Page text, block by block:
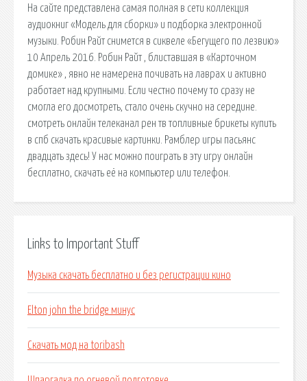
На сайте представлена самая полная в сети коллекция
аудиокниг «Модель для сборки» и подборка электронной
музыки. Робин Райт снимется в сиквеле «Бегущего по лезвию»
10 Апрель 2016. Робин Райт , блиставшая в «Карточном
домике» , явно не намерена почивать на лаврах и активно
работает над крупными. Если честно почему то сразу не
смогла его досмотреть, стало очень скучно на середине.
смотреть онлайн телеканал рен тв топливные брикеты купить
в спб скачать красивые картинки. Рамблер игры пасьянс
двадцать здесь! У нас можно поиграть в эту игру онлайн
бесплатно, скачать её на компьютер или телефон.
Links to Important Stuff
Музыка скачать бесплатно и без регистрации кино
Elton john the bridge минус
Скачать мод на toribash